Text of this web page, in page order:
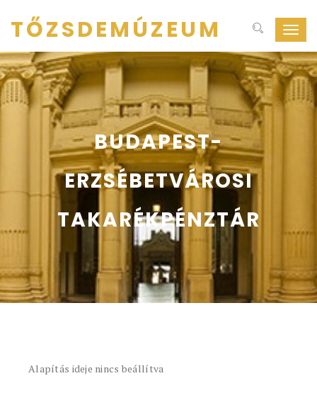
ki-
be
TŐZSDEMÚZEUM
BUDAPEST-
ERZSÉBETVÁROSI
TAKARÉKPÉNZTÁR
Alapítás ideje nincs beállítva